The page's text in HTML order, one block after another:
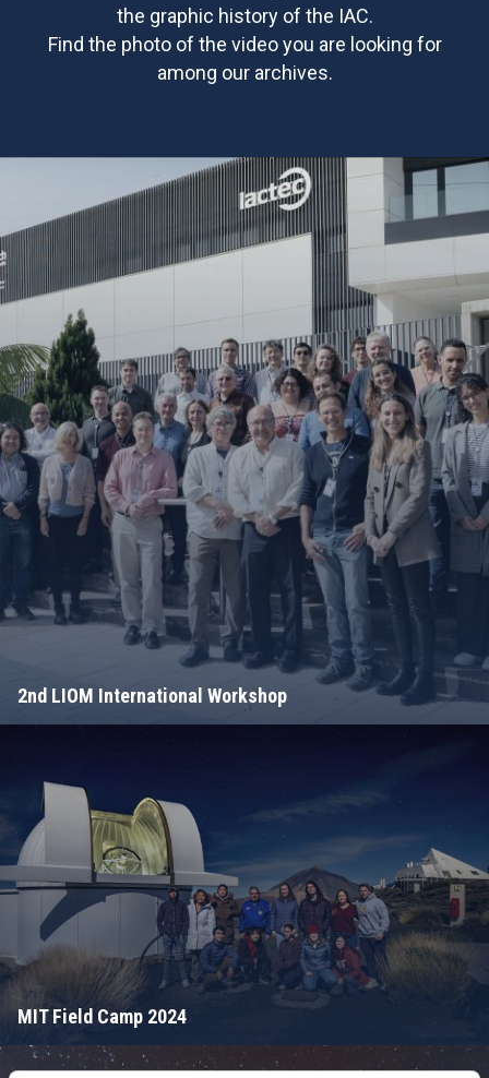
the graphic history of the IAC.
Find the photo of the video you are looking for
among our archives.
2nd LIOM International Workshop
MIT Field Camp 2024